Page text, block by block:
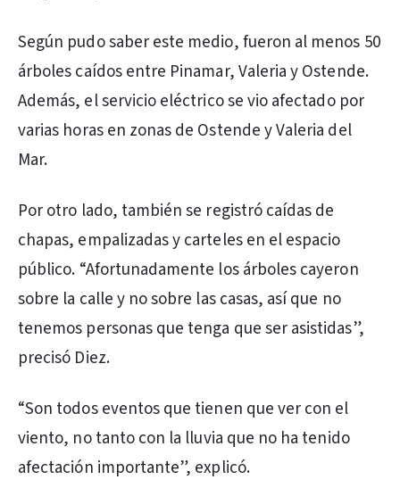
Según pudo saber este medio, fueron al menos 50
árboles caídos entre Pinamar, Valeria y Ostende.
Además, el servicio eléctrico se vio afectado por
varias horas en zonas de Ostende y Valeria del
Mar.
Por otro lado, también se registró caídas de
chapas, empalizadas y carteles en el espacio
público. “Afortunadamente los árboles cayeron
sobre la calle y no sobre las casas, así que no
tenemos personas que tenga que ser asistidas”,
precisó Diez.
“Son todos eventos que tienen que ver con el
viento, no tanto con la lluvia que no ha tenido
afectación importante”, explicó.